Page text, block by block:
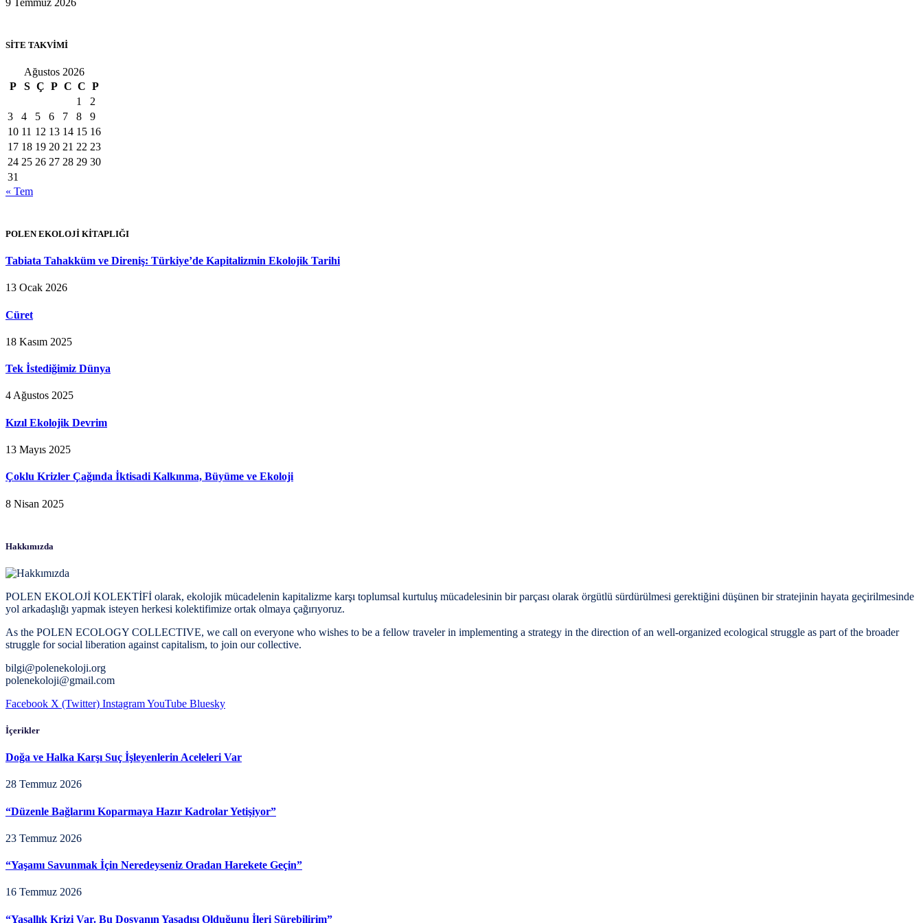
SİTE TAKVİMİ
Ağustos 2026
P
S Ç P C C P
1
2
3
4 5 6 7 8
9
10 11 12 13 14 15 16
17 18 19 20 21 22 23
24 25 26 27 28 29 30
31
« Tem
POLEN EKOLOJİ KİTAPLIĞI
Tabiata Tahakküm ve Direniş: Türkiye’de Kapitalizmin Ekolojik Tarihi
13 Ocak 2026
Cüret
18 Kasım 2025
Tek İstediğimiz Dünya
4 Ağustos 2025
Kızıl Ekolojik Devrim
13 Mayıs 2025
Çoklu Krizler Çağında İktisadi Kalkınma, Büyüme ve Ekoloji
8 Nisan 2025
Hakkımızda
POLEN EKOLOJİ KOLEKTİFİ olarak, ekolojik mücadelenin kapitalizme karşı toplumsal kurtuluş mücadelesinin bir parçası olarak örgütlü sürdürülmesi gerektiğini düşünen bir stratejinin hayata geçirilmesinde
yol arkadaşlığı yapmak isteyen herkesi kolektifimize ortak olmaya çağırıyoruz.
As the POLEN ECOLOGY COLLECTIVE, we call on everyone who wishes to be a fellow traveler in implementing a strategy in the direction of an well-organized ecological struggle as part of the broader
struggle for social liberation against capitalism, to join our collective.
bilgi@polenekoloji.org
polenekoloji@gmail.com
Facebook X (Twitter) InstagramYouTube Bluesky
İçerikler
Doğa ve Halka Karşı Suç İşleyenlerin Aceleleri Var
28 Temmuz 2026
“Düzenle Bağlarını Koparmaya Hazır Kadrolar Yetişiyor”
23 Temmuz 2026
“Yaşamı Savunmak İçin Neredeyseniz Oradan Harekete Geçin”
16 Temmuz 2026
“Yasallık Krizi Var. Bu Dosyanın Yasadışı Olduğunu İleri Sürebilirim”